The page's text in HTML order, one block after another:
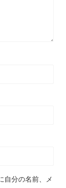
自分の名前、メ